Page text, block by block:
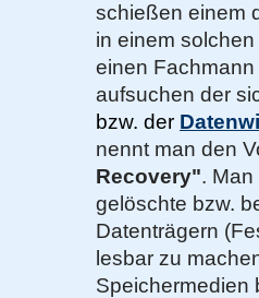
schießen einem
in einem
einen
aufsuchen der
bzw. der
nennt man den
Recovery".
gelöschte bzw.
Datenträgern
lesbar zu
Speichermedien